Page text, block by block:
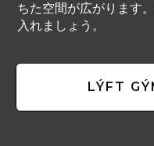
ちた空間が広がります
入れましょう。
LÝFT